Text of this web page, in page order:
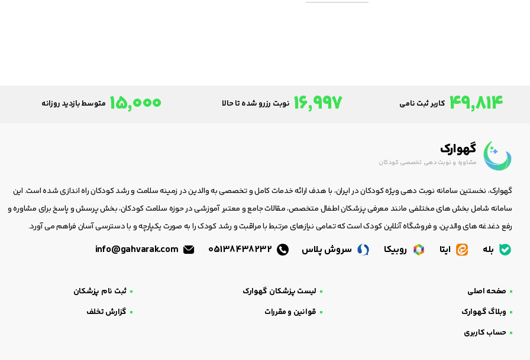
49,814 کاربر ثبت نامی 16,997 نوبت رزرو شده تا حالا 15,000 متوسط بازدید روزانه
گهوارک
مشاوره و نوبت دهی تخصصی کودکان
گهوارک، نخستین سامانه نوبت دهی ویژه کودکان در ایران، با هدف ارائه خدمات کامل و تخصصی به والدین در زمینه سلامت و رشد کودکان راه اندازی شده است. این
سامانه شامل بخش های مختلفی مانند معرفی پزشکان اطفال متخصص، مقالات جامع و معتبر آموزشی در حوزه سلامت کودکان، بخش پرسش و پاسخ برای مشاوره و
رفع دغدغه های والدین، و فروشگاه آنلاین کودک است که تمامی نیازهای مرتبط با مراقبت و رشد کودک را به صورت یکپارچه و با دسترسی آسان فراهم می آورد.
بله ایتا روبیکا سروش پلاس
صفحه اصلی لیست پزشکان گهوارک
ثبت نام پزشکان
وبلاگ گهوارک
قوانین و مقررات
گزارش تخلف
حساب کاربری